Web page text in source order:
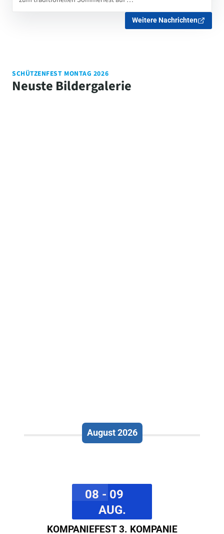
Weitere Nachrichten
SCHÜTZENFEST MONTAG 2026
Neuste Bildergalerie
August 2026
08 - 09
AUG.
KOMPANIEFEST 3. KOMPANIE